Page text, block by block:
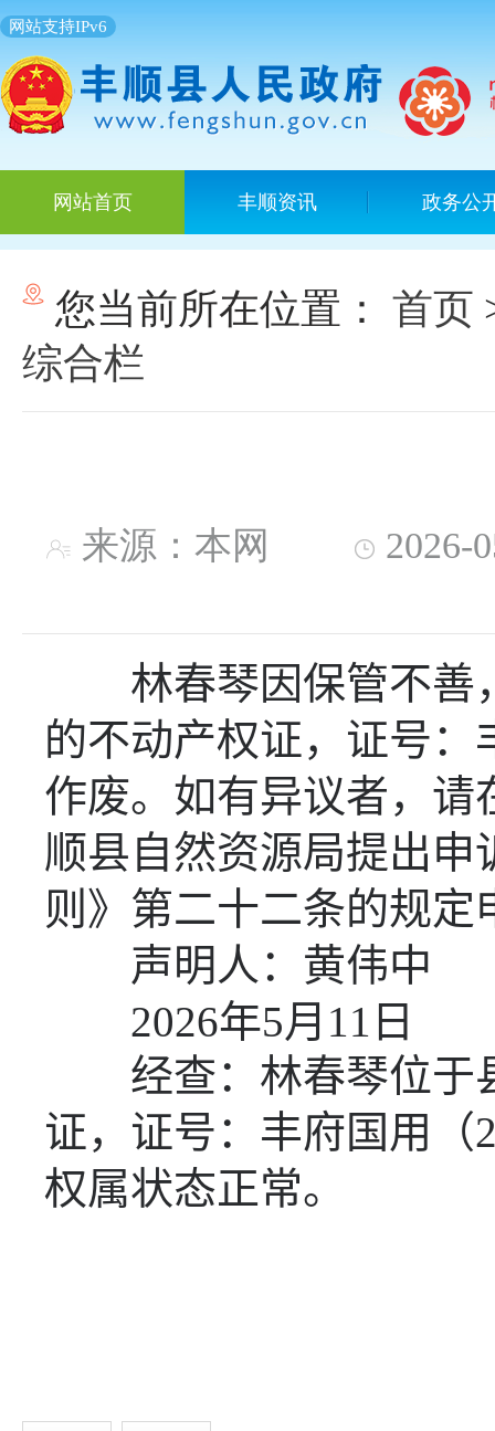
网站支持IPv6
网站首页 丰顺资讯 政务公
您当前所在位置： 首页
综合栏
来源：本网
林春琴因保管不善
的不动产权证，证号：
作废。 如有异议者，请
顺县自然资源局提出申
则》第二十二条的规定
声明人： 黄伟中
2026年5月 11 日
经查： 林春琴位于
证，证号： 丰府国用（
权属状态正常。